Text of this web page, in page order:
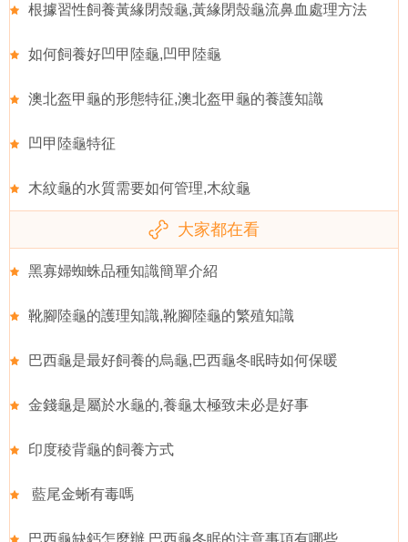
根據習性飼養黃緣閉殼龜,黃緣閉殼龜流鼻血處理方法
如何飼養好凹甲陸龜,凹甲陸龜
澳北盔甲龜的形態特征,澳北盔甲龜的養護知識
凹甲陸龜特征
木紋龜的水質需要如何管理,木紋龜
大家都在看
黑寡婦蜘蛛品種知識簡單介紹
靴腳陸龜的護理知識,靴腳陸龜的繁殖知識
巴西龜是最好飼養的烏龜,巴西龜冬眠時如何保暖
金錢龜是屬於水龜的,養龜太極致未必是好事
印度稜背龜的飼養方式
藍尾金蜥有毒嗎
巴西龜缺鈣怎麼辦,巴西龜冬眠的注意事項有哪些